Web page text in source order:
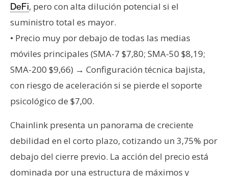
s
o
s
C
o
n
t
a
c
t
o
y
DeFi, pero con alta dilución potencial si el
suministro total es mayor.
• Precio muy por debajo de todas las medias
móviles principales (SMA-7 $7,80; SMA-50 $8,19;
SMA-200 $9,66) → Configuración técnica bajista,
con riesgo de aceleración si se pierde el soporte
psicológico de $7,00.
Chainlink presenta un panorama de creciente
debilidad en el corto plazo, cotizando un 3,75% por
debajo del cierre previo. La acción del precio está
dominada por una estructura de máximos y